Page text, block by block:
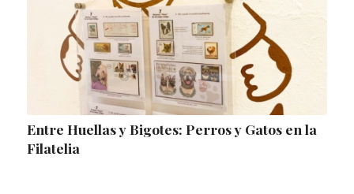
Entre Huellas y Bigotes: Perros y Gatos en la
Filatelia